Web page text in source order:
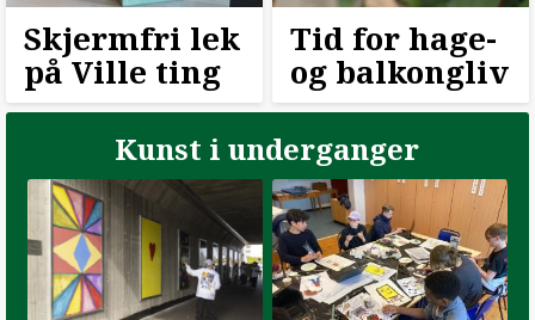
Skjermfri lek
på Ville ting
Tid for hage-
og balkongliv
Kunst i underganger